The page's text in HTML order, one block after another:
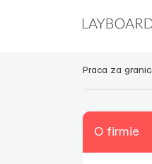
Praca za
O firmie